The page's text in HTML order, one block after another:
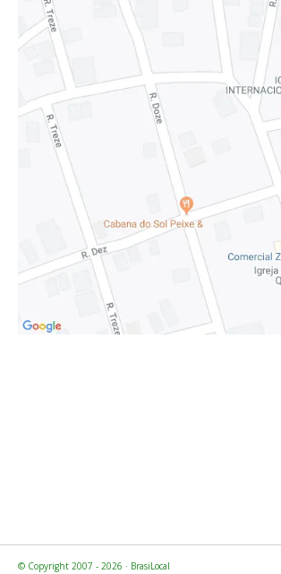
© Copyright 2007 - 2026 · BrasiLocal